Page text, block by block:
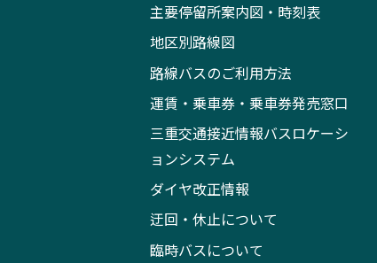
主要停留所案内図・時刻表
地区別路線図
路線バスのご利用方法
運賃・乗車券・乗車券発売窓口
三重交通接近情報バスロケーシ
ョンシステム
ダイヤ改正情報
迂回・休止について
臨時バスについて